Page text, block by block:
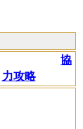
協
力攻略